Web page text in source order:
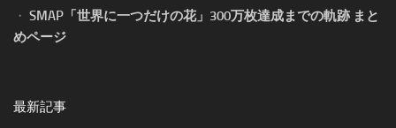
・ SMAP「世界に一つだけの花」300万枚達成までの軌跡 まと
めページ
最新記事